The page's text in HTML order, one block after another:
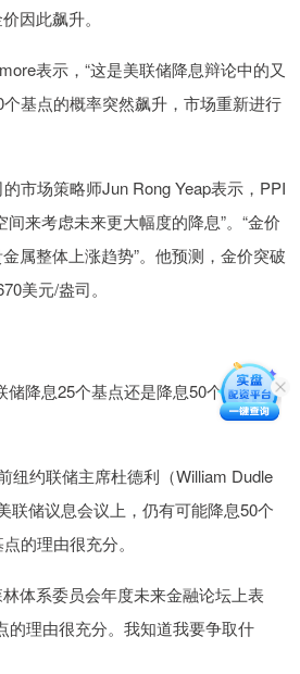
因此飙升。
表示，“这是美联储降息辩论中的又
基点的概率突然飙升，市场重新进行
场策略师Jun Rong Yeap表示，PPI
来考虑未来更大幅度的降息”。“金价
属整体上涨趋势”。他预测，金价突破
美元/盎司。
降息25个基点还是降息50个基点”的
约联储主席杜德利（William Dudle
联储议息会议上，仍有可能降息50个
的理由很充分。
系委员会年度未来金融论坛上表
的理由很充分。我知道我要争取什